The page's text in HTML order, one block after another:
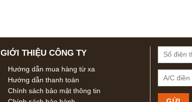
GIỚI THIỆU CÔNG TY
Hướng dẫn mua hàng từ xa
Hướng dẫn thanh toán
Chính sách bảo mật thông tin